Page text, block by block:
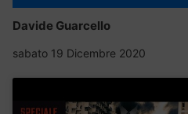
Davide Guarcello
sabato 19 Dicembre 2020